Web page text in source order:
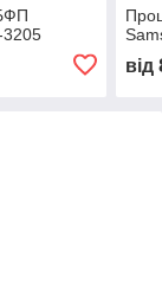
3205
від